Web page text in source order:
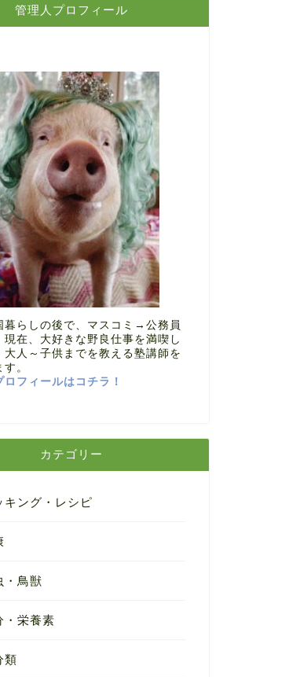
管理人プロフィール
暮らしの後で、マスコミ→公務員
現在、大好きな野良仕事を満喫し
大人～子供までを教える塾講師を
。
ロフィールはコチラ！
カテゴリー
キング・レシピ
・鳥獣
・栄養素
類